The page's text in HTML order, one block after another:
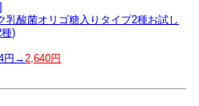
乳酸菌オリゴ糖入りタイプ2種お試し
)
円→2,640円